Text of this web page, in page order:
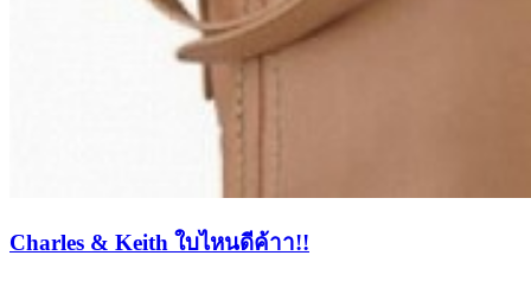
Charles & Keith ใบไหนดีค้าา!!